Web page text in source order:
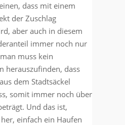
dass mit einem
der Zuschlag
aber auch in diesem
immer noch nur
muss kein
herauszufinden, dass
dem Stadtsäckel
somit immer noch über
Und das ist,
einfach ein Haufen